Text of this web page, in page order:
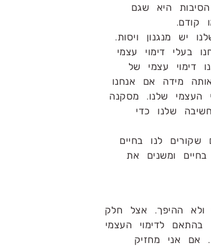
היא שגם
קודם.
יש מנגנון ויסות.
בעלי דימוי עצמי
דימוי עצמי של
מידה אם אנחנו
שלנו. מסקנה
שלנו כדי
לנו בחיים
ומשנים את
ההיפך. אצל חלק
לדימוי העצמי
אם אני מחזיק